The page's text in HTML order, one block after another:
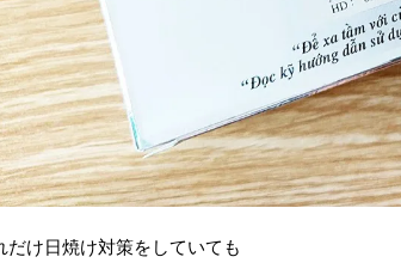
だけ日焼け対策をしていても